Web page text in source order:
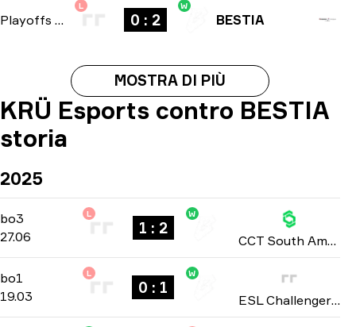
Playoffs
L
0 : 2
W
BESTIA
MOSTRA DI PIÙ
KRÜ Esports contro BESTIA
storia
2025
bo3 -bo3
27.06
L
1 : 2
W
CCT South America: Series #1 season 3 2025
bo1 Regular Season
bo1
19.03
L
0 : 1
W
ESL Challenger League: South America season 49 2025